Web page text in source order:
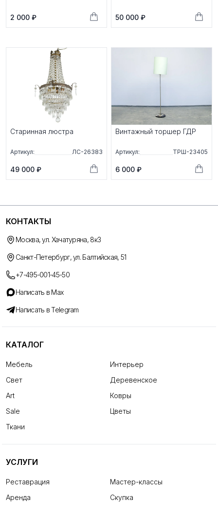
2 000 ₽ 50 000 ₽
Старинная люстра
Артикул: ЛС-26383
49 000 ₽
Винтажный торшер ГДР
Артикул: ТРШ-23405
6 000 ₽
КОНТАКТЫ
Москва, ул. Хачатуряна, 8к3
Санкт-Петербург, ул. Балтийская, 51
+7-495-001-45-50
Написать в Max
Написать в Telegram
КАТАЛОГ
Мебель
Интерьер
Свет
Деревенское
Art
Ковры
Sale
Цветы
Ткани
УСЛУГИ
Реставрация
Мастер-классы
Аренда
Скупка